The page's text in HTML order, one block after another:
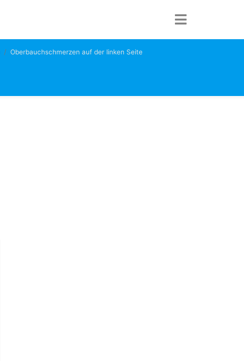
Oberbauchschmerzen auf der linken Seite